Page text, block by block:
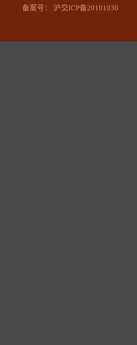
备案号： 沪交ICP备20101030